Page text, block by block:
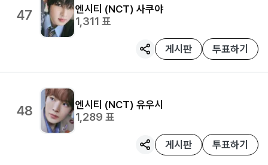
47 엔시티 (NCT) 사쿠야
1,311 표
게시판 투표하기
48 엔시티 (NCT) 유우시
1,289 표
게시판 투표하기